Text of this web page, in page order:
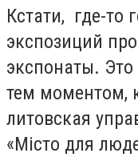
Кстати, где-то
экспозиций
экспонаты.
тем моментом,
литовская
«Місто для